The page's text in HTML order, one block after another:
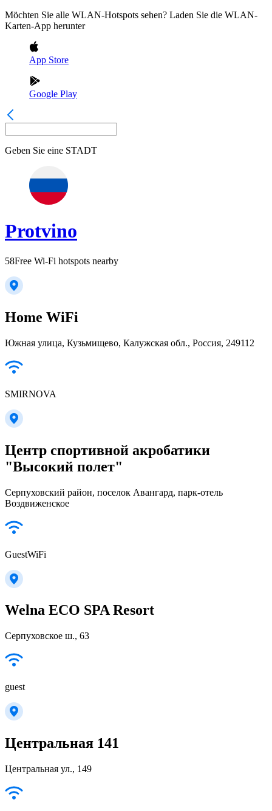
Möchten Sie alle WLAN-Hotspots sehen? Laden Sie die WLAN-
Karten-App herunter
App Store
Google Play
Geben Sie eine STADT
Protvino
58Free Wi-Fi hotspots nearby
Home WiFi
Южная улица, Кузьмищево, Калужская обл., Россия, 249112
SMIRNOVA
Центр спортивной акробатики
"Высокий полет"
Серпуховский район, поселок Авангард, парк-отель
Воздвиженское
GuestWiFi
Welna ECO SPA Resort
Серпуховское ш., 63
guest
Центральная 141
Центральная ул., 149